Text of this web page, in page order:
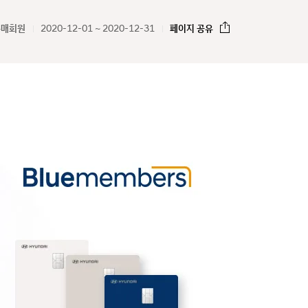
회원 2020-12-01 ~ 2020-12-31 페이지 공유